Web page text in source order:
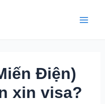
Điện)
xin visa?